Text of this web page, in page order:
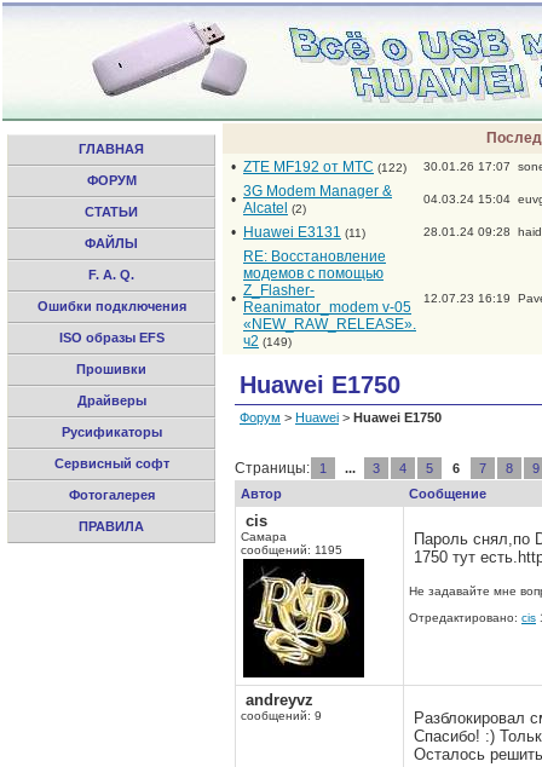
ГЛАВНАЯ
ФОРУМ
СТАТЬИ
ФАЙЛЫ
F. A. Q.
Ошибки подключения
ISO образы EFS
Прошивки
Драйверы
Русификаторы
Сервисный софт
Фотогалерея
ПРАВИЛА
• ZTE MF192 от МТС (122) 30.01.26 17:07
• 3G Modem Manager &
Alcatel
(2)
04.03.24 15:04
• Huawei E3131 (11) 28.01.24 09:28
•
RE: Восстановление
модемов с помощью
Z_Flasher-
Reanimator_modem v-05
«NEW_RAW_RELEASE».
ч2 (149)
12.07.23 16:19
Huawei E1750
Форум > Huawei > Huawei E1750
Страницы: 1 ... 3 4 5 6 7 8
9
Автор
Сообщение
cis
Самара
сообщений: 1195
Пароль снял,по
1750 тут
Не задавайте мне
Отредактировано: cis
andreyvz
сообщений: 9
Разблокировал
Спасибо! :)
Осталось